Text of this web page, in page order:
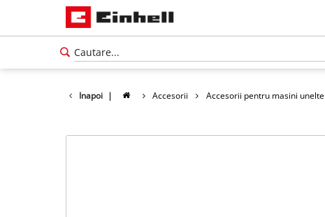
Inapoi | Accesorii Accesorii pentru masini unelte